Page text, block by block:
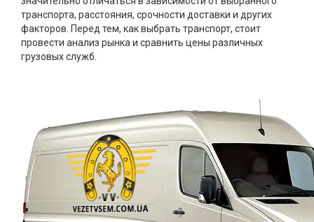
транспорта, расстояния, срочности доставки и других
факторов. Перед тем, как выбрать транспорт, стоит
провести анализ рынка и сравнить цены различных
грузовых служб.